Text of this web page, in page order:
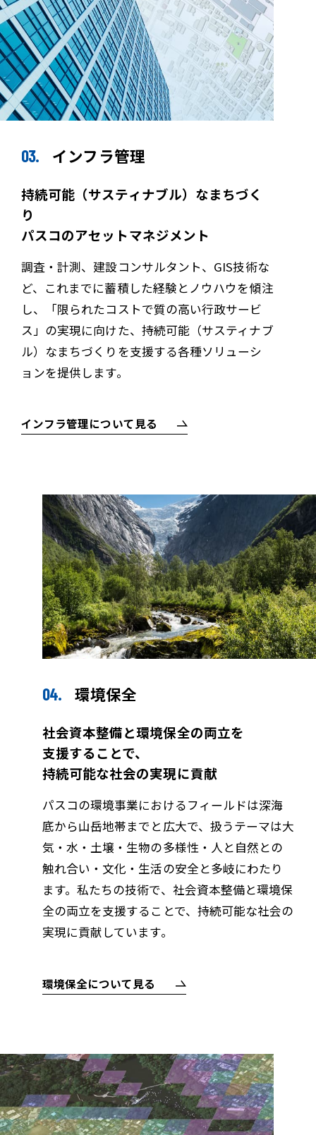
インフラ管理
持続可能（サスティナブル）なまちづく
り
パスコのアセットマネジメント
調査・計測、建設コンサルタント、GIS技術な
ど、これまでに蓄積した経験とノウハウを傾注
し、「限られたコストで質の高い行政サービ
ス」の実現に向けた、持続可能（サスティナブ
ル）なまちづくりを支援する各種ソリューシ
ョンを提供します。
インフラ管理について見る
環境保全
社会資本整備と環境保全の両立を
支援することで、
持続可能な社会の実現に貢献
パスコの環境事業におけるフィールドは深海
底から山岳地帯までと広大で、扱うテーマは大
気・水・土壌・生物の多様性・人と自然との
触れ合い・文化・生活の安全と多岐にわたり
ます。私たちの技術で、社会資本整備と環境保
全の両立を支援することで、持続可能な社会の
実現に貢献しています。
環境保全について見る